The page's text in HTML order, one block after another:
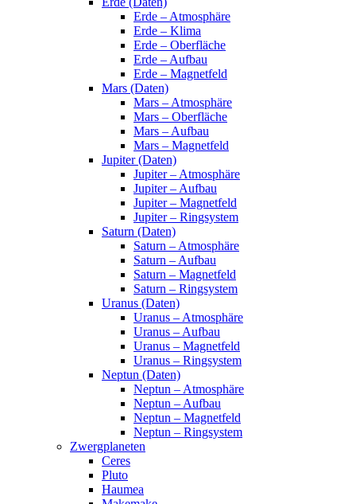
Erde – Atmosphäre
Erde – Klima
Erde – Oberfläche
Erde – Aufbau
Erde – Magnetfeld
Mars (Daten)
Mars – Atmosphäre
Mars – Oberfläche
Mars – Aufbau
Mars – Magnetfeld
Jupiter (Daten)
Jupiter – Atmosphäre
Jupiter – Aufbau
Jupiter – Magnetfeld
Jupiter – Ringsystem
Saturn (Daten)
Saturn – Atmosphäre
Saturn – Aufbau
Saturn – Magnetfeld
Saturn – Ringsystem
Uranus (Daten)
Uranus – Atmosphäre
Uranus – Aufbau
Uranus – Magnetfeld
Uranus – Ringsystem
Neptun (Daten)
Neptun – Atmosphäre
Neptun – Aufbau
Neptun – Magnetfeld
Neptun – Ringsystem
Zwergplaneten
Ceres
Pluto
Haumea